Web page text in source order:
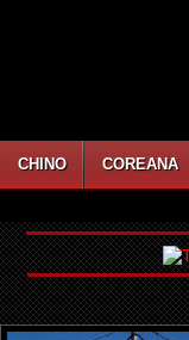
CHINO COREANA